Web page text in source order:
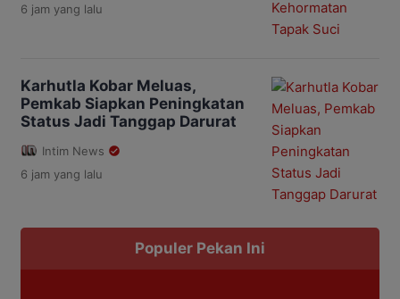
6 jam yang lalu
Karhutla Kobar Meluas,
Pemkab Siapkan Peningkatan
Status Jadi Tanggap Darurat
Intim News
6 jam yang lalu
Populer Pekan Ini